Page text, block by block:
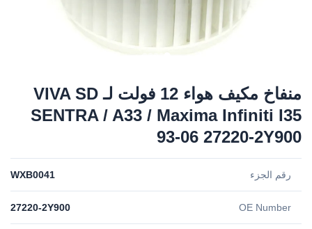
منفاخ مكيف هواء 12 فولت لـ VIVA SD
SENTRA / A33 / Maxima Infiniti I35
93-06 27220-2Y900
رقم الجزء WXB0041
OE Number
27220-2Y900